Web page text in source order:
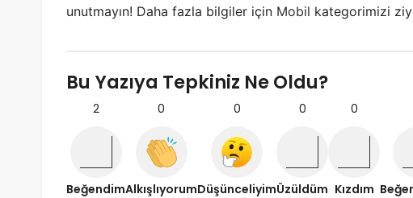
unutmayın! Daha fazla bilgiler için Mobil kategorimizi
Bu Yazıya Tepkiniz Ne Oldu?
2
Beğendim
0
Alkışlıyorum
0
Düşünceliyim
0
Üzüldüm
0
Kızdım